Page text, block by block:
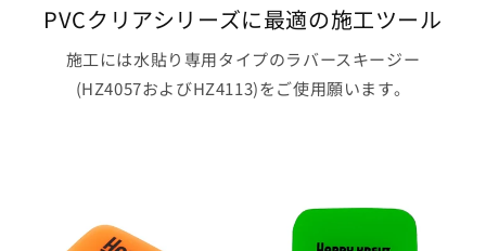
PVCクリアシリーズに最適の施工ツール
施工には水貼り専用タイプのラバースキージー
(HZ4057およびHZ4113)をご使用願います。